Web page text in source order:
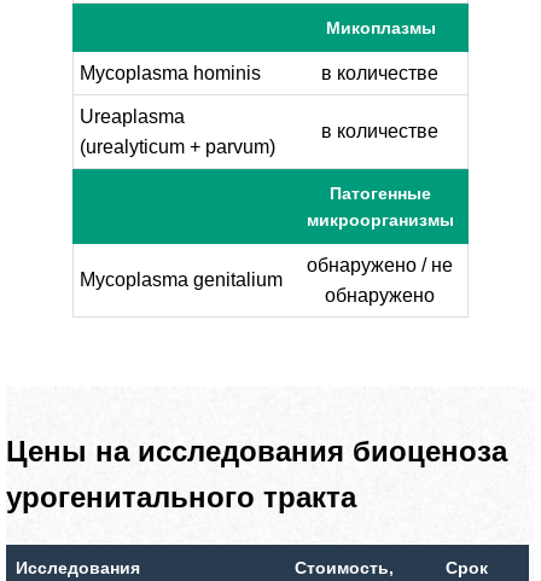
Микоплазмы
Mycoplasma hominis в количестве
Ureaplasma
(urealyticum + parvum)
в количестве
Патогенные
микроорганизмы
Mycoplasma genitalium
обнаружено / не
обнаружено
Цены на исследования биоценоза
урогенитального тракта
Исследования
Стоимость,
Срок